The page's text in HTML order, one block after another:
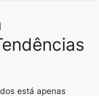
está apenas